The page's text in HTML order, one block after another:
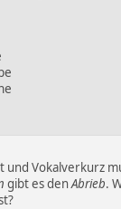
und Vokalverkurz
gibt es denAbrieb.